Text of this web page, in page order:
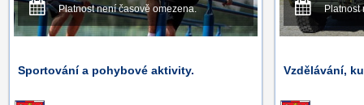
Platnost není časově omezena.
Sportování a pohybové aktivity.
Platnost
Vzdělávání,